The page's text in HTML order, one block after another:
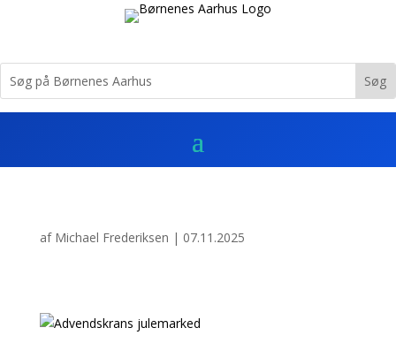
af Michael Frederiksen | 07.11.2025